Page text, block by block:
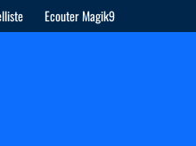
Ecouter Magik9